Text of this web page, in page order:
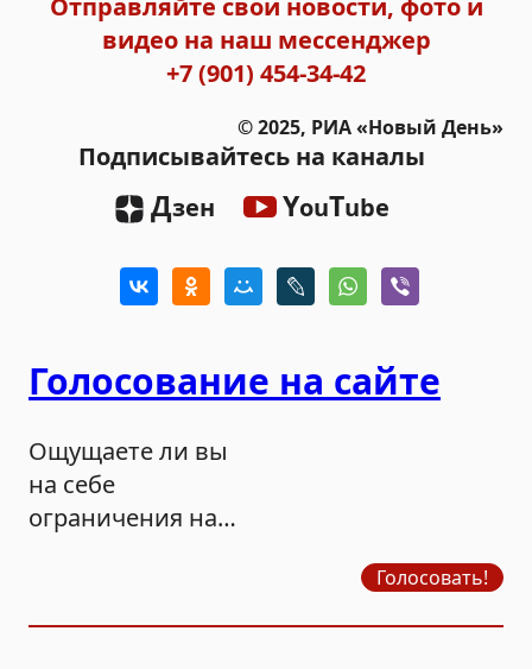
видео на наш мессенджер
+7 (901) 454-34-42
© 2025, РИА «Новый День»
Подписывайтесь на каналы
Дзен YouTube
Голосование на сайте
Ощущаете ли вы
на себе
ограничения на
Голосовать!